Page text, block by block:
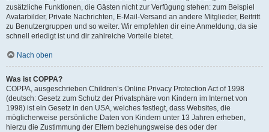
zusätzliche Funktionen, die Gästen nicht zur Verfügung stehen: zum Beispiel
Avatarbilder, Private Nachrichten, E-Mail-Versand an andere Mitglieder, Beitritt
zu Benutzergruppen und so weiter. Wir empfehlen dir eine Anmeldung, da sie
schnell erledigt ist und dir zahlreiche Vorteile bietet.
Nach oben
Was ist COPPA?
COPPA, ausgeschrieben Children’s Online Privacy Protection Act of 1998
(deutsch: Gesetz zum Schutz der Privatsphäre von Kindern im Internet von
1998) ist ein Gesetz in den USA, welches festlegt, dass Websites, die
möglicherweise persönliche Daten von Kindern unter 13 Jahren erheben,
hierzu die Zustimmung der Eltern beziehungsweise des oder der